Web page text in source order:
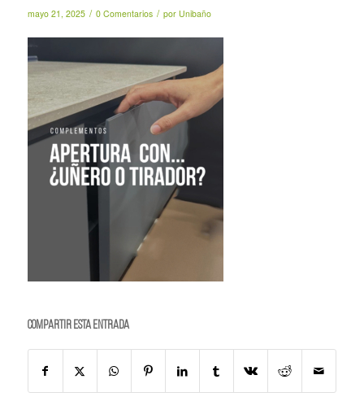
mayo 21, 2025 / 0 Comentarios / por Unibaño
Compartir esta entrada